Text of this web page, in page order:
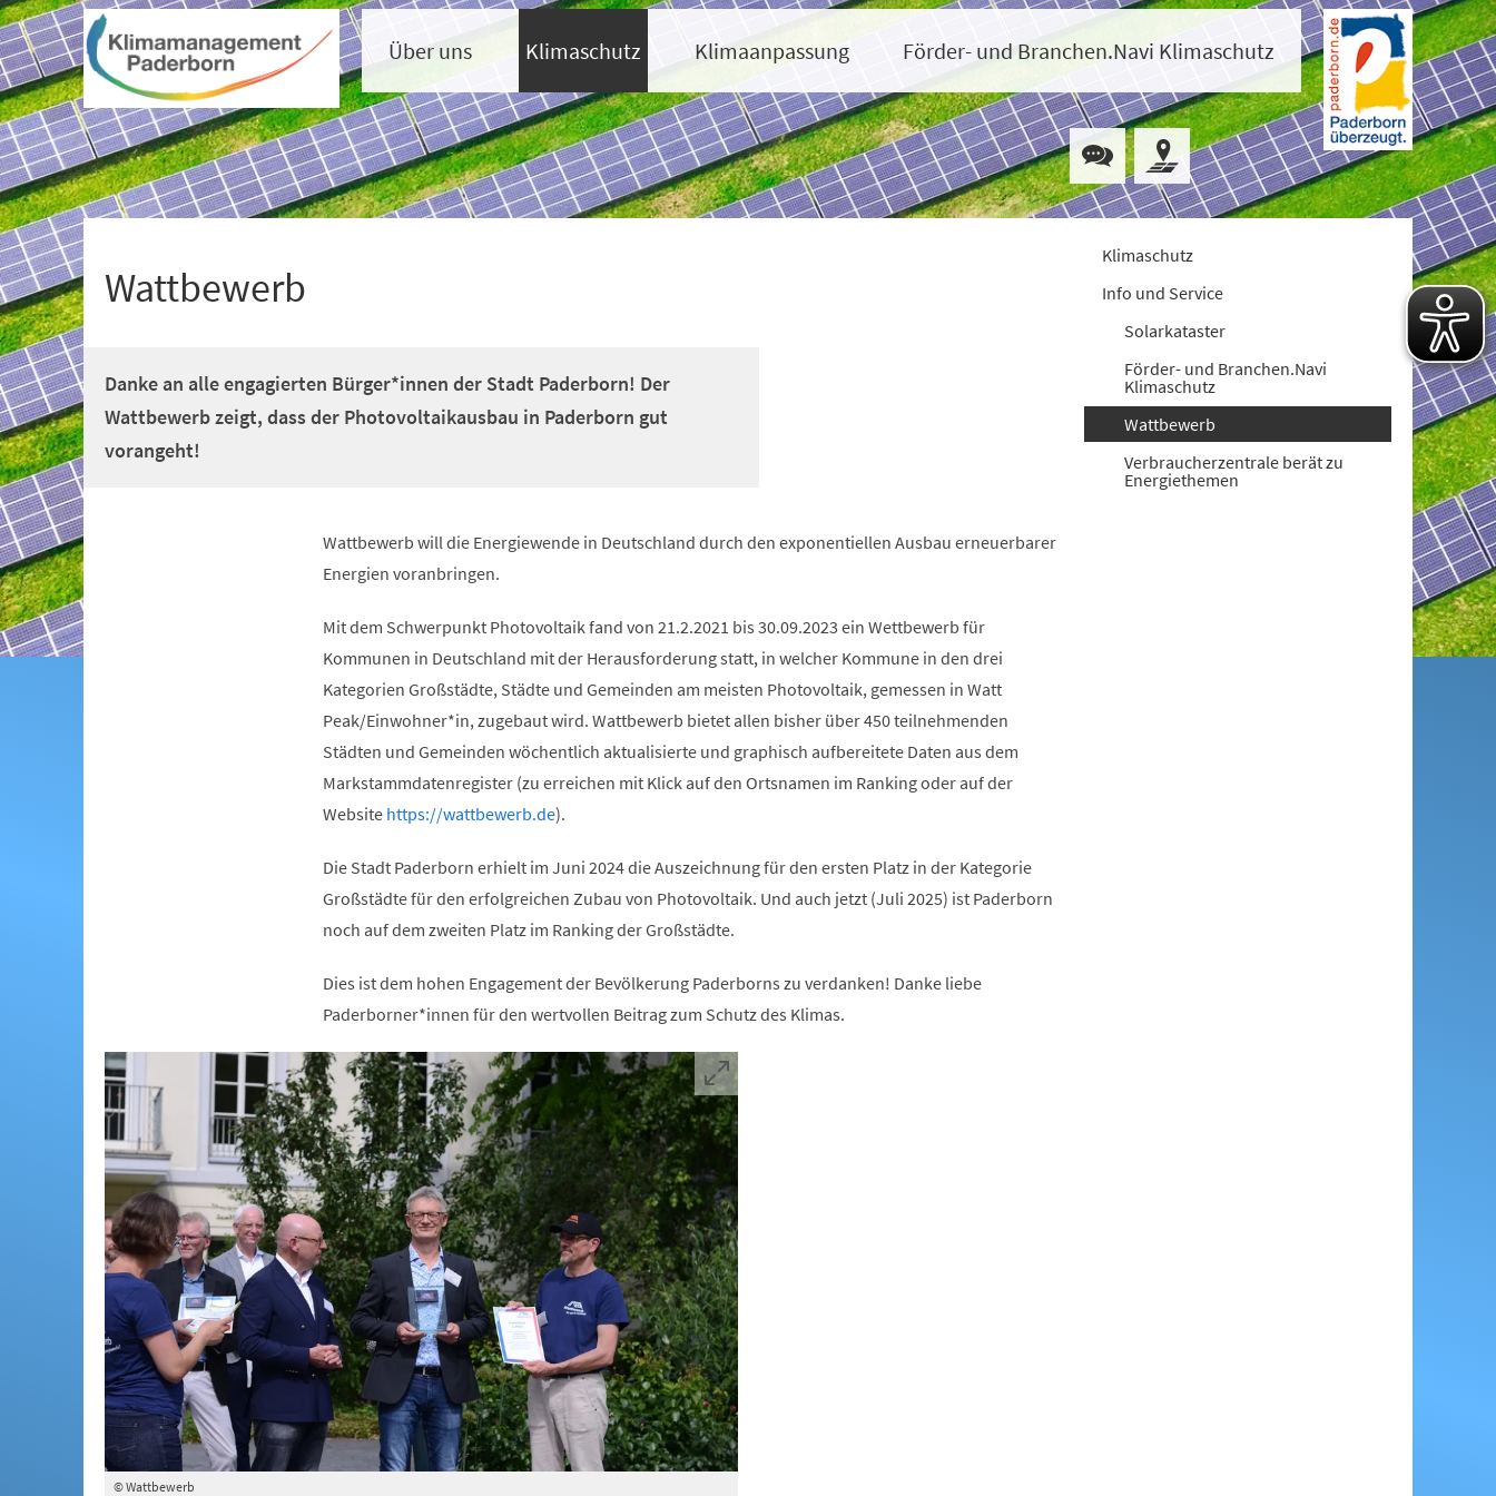
Inhalt anspringen
Visuelle
Assistenzsoftware
öffnen.
Mit
der
Tastatur
erreichbar
über
ALT
+
1
Über uns Klimaschutz Klimaanpassung Förder- und Branchen.Navi Klimaschutz
Wattbewerb
Danke an alle engagierten Bürger*innen der Stadt Paderborn! Der
Wattbewerb zeigt, dass der Photovoltaikausbau in Paderborn gut
vorangeht!
Wattbewerb will die Energiewende in Deutschland durch den exponentiellen Ausbau erneuerbarer
Energien voranbringen.
Mit dem Schwerpunkt Photovoltaik fand von 21.2.2021 bis 30.09.2023 ein Wettbewerb für
Kommunen in Deutschland mit der Herausforderung statt, in welcher Kommune in den drei
Kategorien Großstädte, Städte und Gemeinden am meisten Photovoltaik, gemessen in Watt
Peak/Einwohner*in, zugebaut wird. Wattbewerb bietet allen bisher über 450 teilnehmenden
Städten und Gemeinden wöchentlich aktualisierte und graphisch aufbereitete Daten aus dem
Markstammdatenregister (zu erreichen mit Klick auf den Ortsnamen im Ranking oder auf der
Website https://wattbewerb.de).
Die Stadt Paderborn erhielt im Juni 2024 die Auszeichnung für den ersten Platz in der Kategorie
Großstädte für den erfolgreichen Zubau von Photovoltaik. Und auch jetzt (Juli 2025) ist Paderborn
noch auf dem zweiten Platz im Ranking der Großstädte.
Dies ist dem hohen Engagement der Bevölkerung Paderborns zu verdanken! Danke liebe
Paderborner*innen für den wertvollen Beitrag zum Schutz des Klimas.
© Wattbewerb
Klimaschutz
Info und Service
Solarkataster
Förder- und Branchen.Navi
Klimaschutz
Wattbewerb
Verbraucherzentrale berät zu
Energiethemen